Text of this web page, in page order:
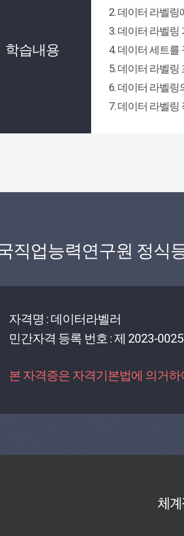
학습내용
2. 데이터 라벨
3. 데이터 라벨링
4. 데이터 세트를
5. 데이터 라벨
6. 데이터 라벨
7. 데이터 라벨
직업능력연구원 정식
자격명 : 데이터라벨러
민간자격 등록 번호 : 제 2023-
본 자격증은 자격기본법에 의거